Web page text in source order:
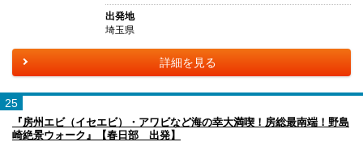
出発地
埼玉県
詳細を見る
25
『房州エビ（イセエビ）・アワビなど海の幸大満喫！房総最南端！野島
崎絶景ウォーク』【春日部 出発】